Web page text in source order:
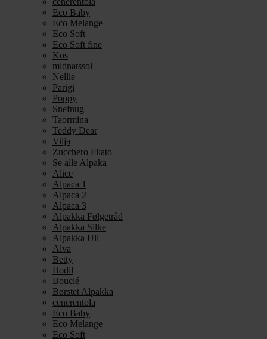
Eco Baby
Eco Melange
Eco Soft
Eco Soft fine
Kos
midnatssol
Nellie
Parigi
Poppy
Snefnug
Taormina
Teddy Dear
Vilja
Zucchero Filato
Se alle Alpaka
Alice
Alpaca 1
Alpaca 2
Alpaca 3
Alpakka Følgetråd
Alpakka Silke
Alpakka Ull
Alva
Betty
Bodil
Bouclé
Børstet Alpakka
cenerentola
Eco Baby
Eco Melange
Eco Soft